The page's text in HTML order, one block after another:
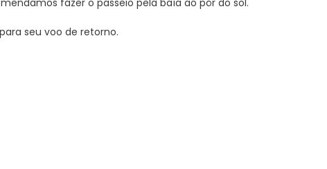
fazer o passeio pela baía ao pôr do sol.
seu voo de retorno.